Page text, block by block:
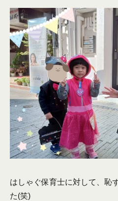
はしゃぐ保育士に対して、恥
た(笑)